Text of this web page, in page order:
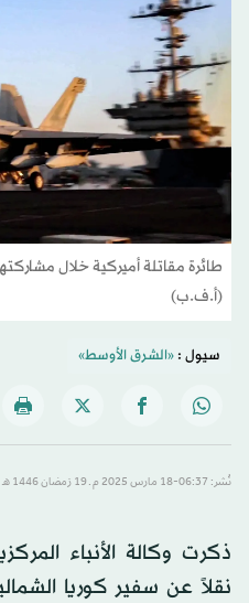
طائرة مقاتلة أميركية خلال
(أ.ف.ب)
سيول :«الشرق الأوسط»
نُشر: 06:37-18 مارس 2025 م ـ 19 رَمضان 1446 هـ
ذكرت وكالة الأنباء
نقلاً عن سفير كوريا